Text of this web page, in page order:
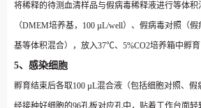
将稀释的待测血清样品与假病毒稀释液进行等体积
（DMEM培养基，100 µL/well） 、 假病毒对照（
基等体积混合） ，放入37℃、5%CO2培养箱中孵育
5、感染细胞
孵育结束后各取100 µL混合液（包括细胞对照、